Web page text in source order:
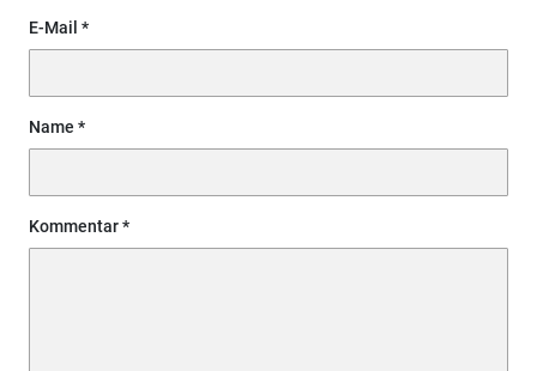
E-Mail
Name
Kommentar